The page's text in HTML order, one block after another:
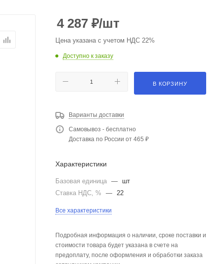
4 287 ₽/шт
Цена указана с учетом НДС 22%
Доступно к заказу
В КОРЗИНУ
Варианты доставки
Самовывоз - бесплатно
Доставка по России от 465 ₽
Характеристики
Базовая единица —
шт
Ставка НДС, %
— 22
Все характеристики
Подробная информация о наличии, сроке поставки и
стоимости товара будет указана в счете на
предоплату, после оформления и обработки заказа